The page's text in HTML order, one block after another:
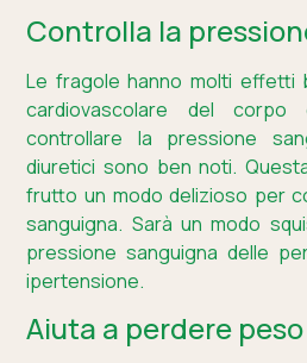
Controlla la
Le fragole hanno molti effetti
cardiovascolare del
controllare la pressione
diuretici sono ben noti.
frutto un modo delizioso per
sanguigna. Sarà un modo
pressione sanguigna delle
ipertensione.
Aiuta a perdere peso